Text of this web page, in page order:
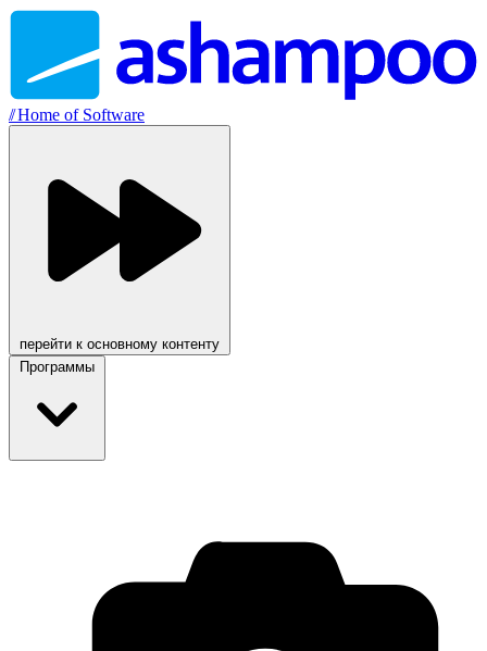
//Home of Software
перейти к основному контенту
Программы